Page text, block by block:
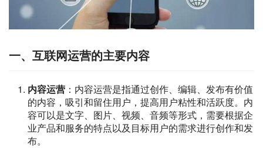
一、互联网运营的主要内容
内容运营 ：内容运营是指通过创作、编辑、发布有价值
的内容，吸引和留住用户，提高用户粘性和活跃度。内
容可以是文字、图片、视频、音频等形式，需要根据企
业产品和服务的特点以及目标用户的需求进行创作和发
布。